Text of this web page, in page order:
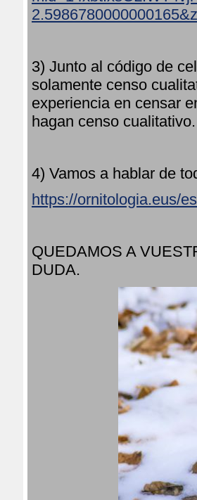
3) Junto al código de
solamente censo
experiencia en censar
hagan censo
4) Vamos a hablar de
https://ornitologia.eus/
QUEDAMOS A
DUDA.